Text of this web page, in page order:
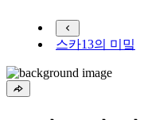
스카13의 미밐